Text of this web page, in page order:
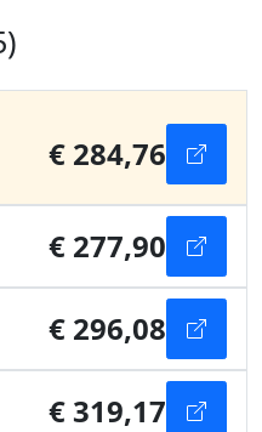
€ 284,76
€ 277,90
€ 296,08
€ 319,17